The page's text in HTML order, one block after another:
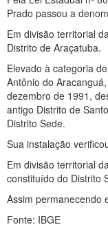
Prado passou a
Em divisão territorial
Distrito de Araçatuba.
Elevado à categoria
Antônio do
dezembro de 1991,
antigo Distrito de
Distrito Sede.
Sua instalação
Em divisão territorial
constituído do Distrito
Assim permanecendo
Fonte: IBGE